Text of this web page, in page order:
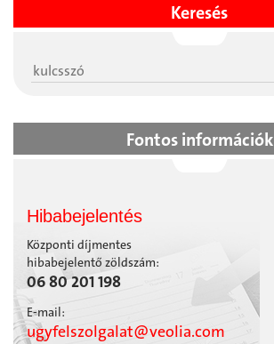
Keresés
Fontos információk
Hibabejelentés
Központi díjmentes
hibabejelentő zöldszám:
06 80 201 198
E-mail:
ugyfelszolgalat@veolia.com